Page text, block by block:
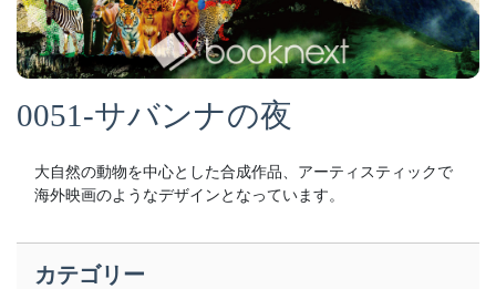
0051-サバンナの夜
大自然の動物を中心とした合成作品、アーティスティックで
海外映画のようなデザインとなっています。
カテゴリー